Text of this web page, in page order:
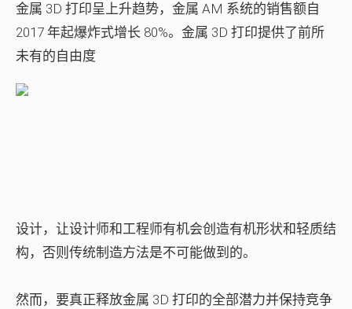
金属 3D 打印呈上升趋势，金属 AM 系统的销售额自
2017 年起爆炸式增长 80%。金属 3D 打印提供了前所
未有的自由度
设计，让设计师和工程师有机会创造有机形状和轻质结
构，否则传统制造方法是不可能做到的。
然而，要真正释放金属 3D 打印的全部潜力并保持竞争